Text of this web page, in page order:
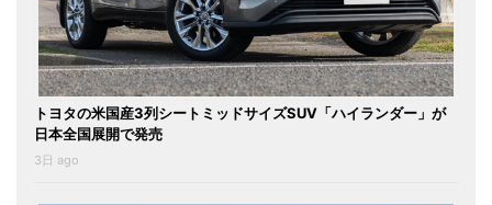
トヨタの米国産3列シートミッドサイズSUV「ハイランダー」が
日本全国展開で発売
3日 ago